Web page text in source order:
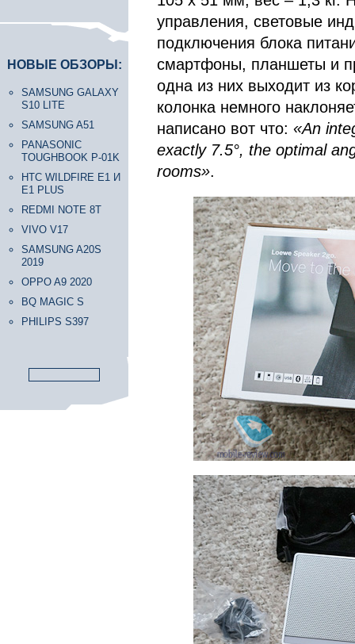
НОВЫЕ ОБЗОРЫ:
SAMSUNG GALAXY
S10 LITE
SAMSUNG A51
PANASONIC
TOUGHBOOK P-01K
HTC WILDFIRE E1 И
E1 PLUS
REDMI NOTE 8T
VIVO V17
SAMSUNG A20S
2019
OPPO A9 2020
BQ MAGIC S
PHILIPS S397
управления, световые
подключения блока
смартфоны, планшеты и
одна из них выходит из
колонка немного
написано вот что: «An
exactly 7.5°, the optimal
rooms».